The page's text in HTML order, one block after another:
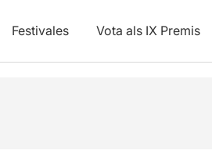
Festivales Vota als IX Premis